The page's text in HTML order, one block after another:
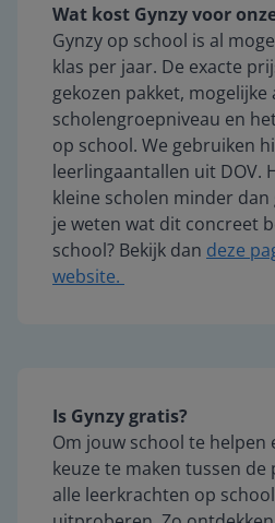
Wat kost Gynzy voor
Gynzy op school is al
klas per jaar. De exacte
gekozen pakket, mogelijke
scholengroepniveau en
op school. We gebruiken
leerlingaantallen uit DOV.
kleine scholen minder
je weten wat dit concreet
school? Bekijk dan deze
website.
Is Gynzy gratis?
Om jouw school te helpen
keuze te maken tussen
alle leerkrachten op